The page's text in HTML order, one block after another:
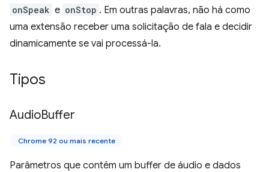
onSpeak e onStop . Em outras palavras, não há como
uma extensão receber uma solicitação de fala e decidir
dinamicamente se vai processá-la.
Tipos
AudioBuffer
Chrome 92 ou mais recente
Parâmetros que contêm um buffer de áudio e dados